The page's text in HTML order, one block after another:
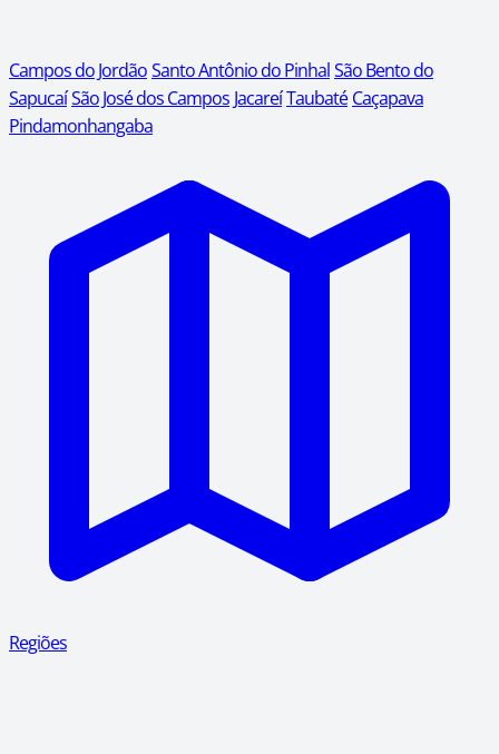
Campos do JordãoSanto Antônio do PinhalSão Bento do
SapucaíSão José dos Campos JacareíTaubaté Caçapava
Pindamonhangaba
Regiões